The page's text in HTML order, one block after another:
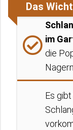
Das
im
die
Es